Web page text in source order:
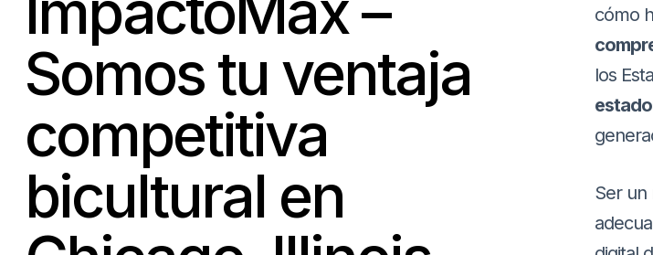
Somos tu ventaja
competitiva
bicultural en
cómo
los
Ser un